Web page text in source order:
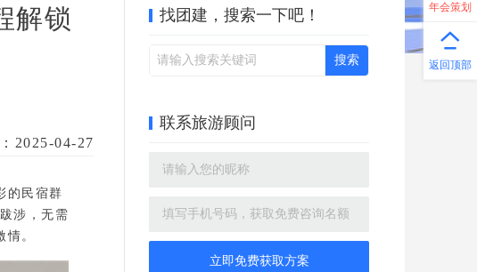
年会策划
返回顶部
解锁
2025-04-27
的民宿群
涉，无需
。
找团建，搜索一下吧！
联系旅游顾问
立即免费获取方案